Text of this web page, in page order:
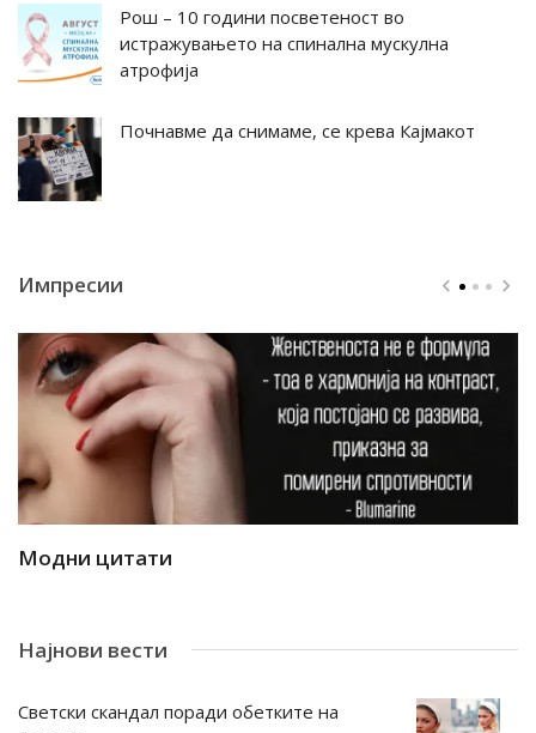
Рош – 10 години посветеност во
истражувањето на спинална мускулна
атрофија
Почнавме да снимаме, се крева Кајмакот
Импресии
Модни цитати
Најнови вести
Светски скандал поради обетките на